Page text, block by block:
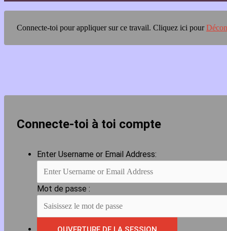
Connecte-toi pour appliquer sur ce travail. Cliquez ici pour
Connecte-toi à toi compte
Enter Username or Email Address:
Mot de passe :